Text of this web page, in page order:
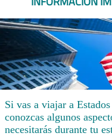
Si vas a viajar a
conozcas algunos
necesitarás durante tu